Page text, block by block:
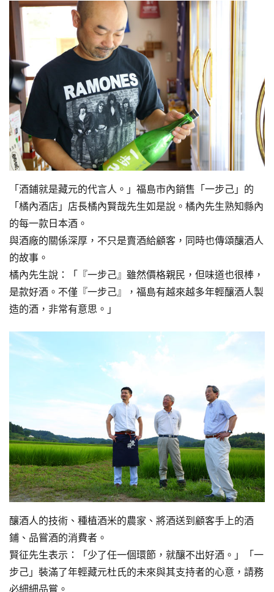
「酒鋪就是藏元的代言人。」福島市內銷售「一步己」的
「橘內酒店」店長橘內賢哉先生如是說。橘內先生熟知縣內
的每一款日本酒。
與酒廠的關係深厚，不只是賣酒給顧客，同時也傳頌釀酒人
的故事。
橘內先生說：「『一步己』雖然價格親民，但味道也很棒，
是款好酒。不僅『一步己』，福島有越來越多年輕釀酒人製
造的酒，非常有意思。」
釀酒人的技術、種植酒米的農家、將酒送到顧客手上的酒
鋪、品嘗酒的消費者。
賢征先生表示：「少了任一個環節，就釀不出好酒。」「一
步己」裝滿了年輕藏元杜氏的未來與其支持者的心意，請務
必細細品嘗。